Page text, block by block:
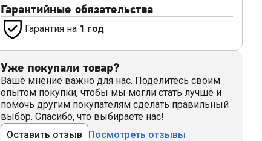
Гарантийные обязательства
Гарантия на 1 год
Уже покупали товар?
Ваше мнение важно для нас. Поделитесь своим
опытом покупки, чтобы мы могли стать лучше и
помочь другим покупателям сделать правильный
выбор. Спасибо, что выбираете нас!
Оставить отзыв
Посмотреть отзывы